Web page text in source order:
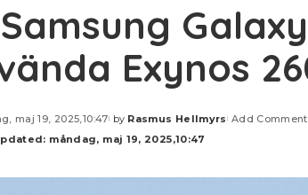
Exynos
maj 19, 2025,10:47
Posted
by
by Rasmus Hellmyrs Add Comment
måndag, maj 19, 2025,10:47